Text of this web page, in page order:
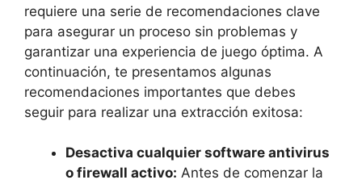
‌requiere una serie ‌de recomendaciones clave
para ⁢asegurar un​ proceso sin problemas⁢ y
garantizar una experiencia de​ juego óptima. A
continuación, te presentamos algunas
recomendaciones importantes que debes
seguir para‌ realizar una extracción exitosa:
Desactiva cualquier ⁢software antivirus
⁢o ‍firewall​ activo: Antes ‍de comenzar la‍